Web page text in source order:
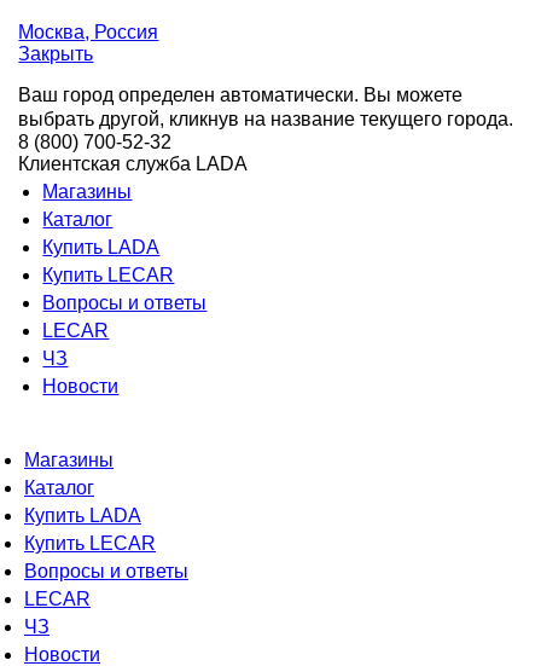
Москва, Россия
Закрыть
Ваш город определен автоматически. Вы можете
выбрать другой, кликнув на название текущего города.
8 (800) 700-52-32
Клиентская служба LADA
Магазины
Каталог
Купить LADA
Купить LECAR
Вопросы и ответы
LECAR
ЧЗ
Новости
Магазины
Каталог
Купить LADA
Купить LECAR
Вопросы и ответы
LECAR
ЧЗ
Новости